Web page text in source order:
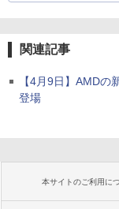
関連記事
【4月9日】AMDの
登場
本サイトのご利用に